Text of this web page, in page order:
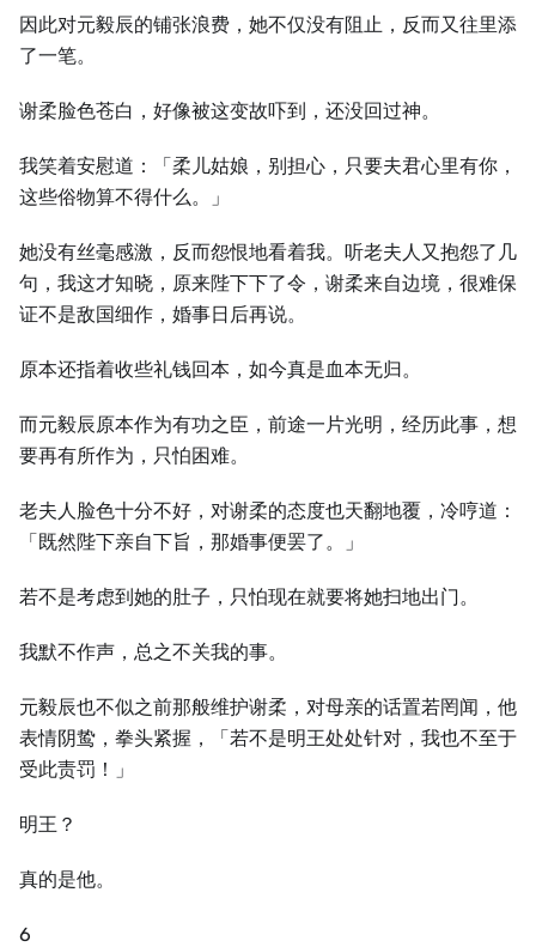
因此对元毅辰的铺张浪费，她不仅没有阻止，反而又往里添
了一笔。
谢柔脸色苍白，好像被这变故吓到，还没回过神。
我笑着安慰道：「柔儿姑娘，别担心，只要夫君心里有你，
这些俗物算不得什么。」
她没有丝毫感激，反而怨恨地看着我。听老夫人又抱怨了几
句，我这才知晓，原来陛下下了令，谢柔来自边境，很难保
证不是敌国细作，婚事日后再说。
原本还指着收些礼钱回本，如今真是血本无归。
而元毅辰原本作为有功之臣，前途一片光明，经历此事，想
要再有所作为，只怕困难。
老夫人脸色十分不好，对谢柔的态度也天翻地覆，冷哼道：
「既然陛下亲自下旨，那婚事便罢了。」
若不是考虑到她的肚子，只怕现在就要将她扫地出门。
我默不作声，总之不关我的事。
元毅辰也不似之前那般维护谢柔，对母亲的话置若罔闻，他
表情阴鸷，拳头紧握，「若不是明王处处针对，我也不至于
受此责罚！」
明王？
真的是他。
6